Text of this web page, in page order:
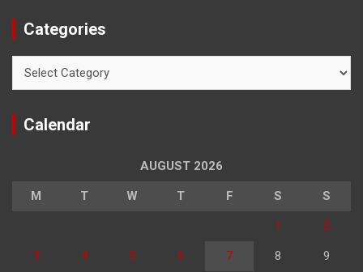
Categories
Calendar
AUGUST 2026
M T W T F S S
1 2
3 4 5 6 7 8 9